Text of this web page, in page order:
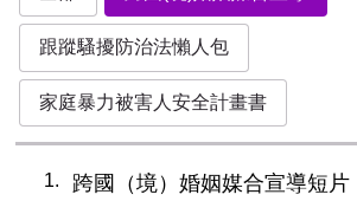
跟蹤騷擾防治法懶人包
家庭暴力被害人安全計畫書
1 跨國（境）婚姻媒合宣導短片